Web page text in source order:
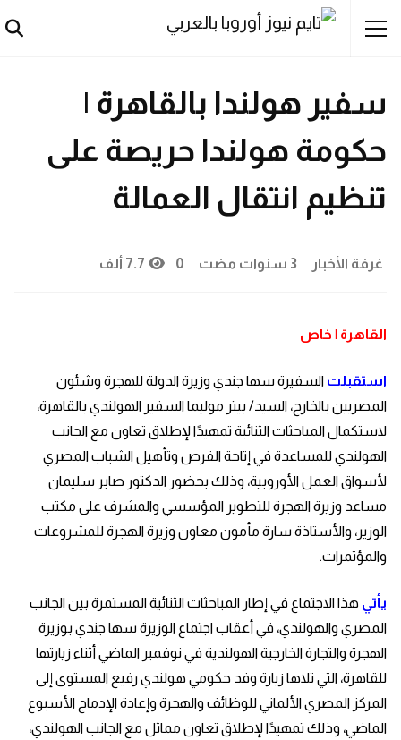
سفير هولندا بالقاهرة |
حكومة هولندا حريصة على
تنظيم انتقال العمالة
غرفة الأخبار 3 سنوات مضت 0 7.7 ألف
القاهرة | خاص
استقبلت السفيرة سها جندي وزيرة الدولة للهجرة وشئون
المصريين بالخارج، السيد/ بيتر موليما السفير الهولندي بالقاهرة،
لاستكمال المباحثات الثنائية تمهيدًا لإطلاق تعاون مع الجانب
الهولندي للمساعدة في إتاحة الفرص وتأهيل الشباب المصري
لأسواق العمل الأوروبية، وذلك بحضور الدكتور صابر سليمان
مساعد وزيرة الهجرة للتطوير المؤسسي والمشرف على مكتب
الوزير، والأستاذة سارة مأمون معاون وزيرة الهجرة للمشروعات
والمؤتمرات.
يأتي هذا الاجتماع في إطار المباحثات الثنائية المستمرة بين الجانب
المصري والهولندي، في أعقاب اجتماع الوزيرة سها جندي بوزيرة
الهجرة والتجارة الخارجية الهولندية في نوفمبر الماضي أثناء زيارتها
للقاهرة، التي تلاها زيارة وفد حكومي هولندي رفيع المستوى إلى
المركز المصري الألماني للوظائف والهجرة وإعادة الإدماج الأسبوع
الماضي، وذلك تمهيدًا لإطلاق تعاون مماثل مع الجانب الهولندي،